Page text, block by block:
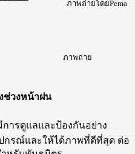
ยPema
าย
ช่วงหน้าฝน
ารดูแลและป้องกันอย่าง
กรณ์และให้ได้ภาพที่ดีที่สุด ต่อ